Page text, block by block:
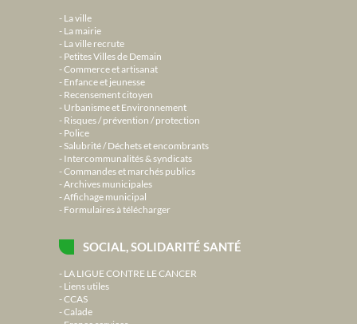
La ville
La mairie
La ville recrute
Petites Villes de Demain
Commerce et artisanat
Enfance et jeunesse
Recensement citoyen
Urbanisme et Environnement
Risques / prévention / protection
Police
Salubrité / Déchets et encombrants
Intercommunalités & syndicats
Commandes et marchés publics
Archives municipales
Affichage municipal
Formulaires à télécharger
SOCIAL, SOLIDARITÉ SANTÉ
LA LIGUE CONTRE LE CANCER
Liens utiles
CCAS
Calade